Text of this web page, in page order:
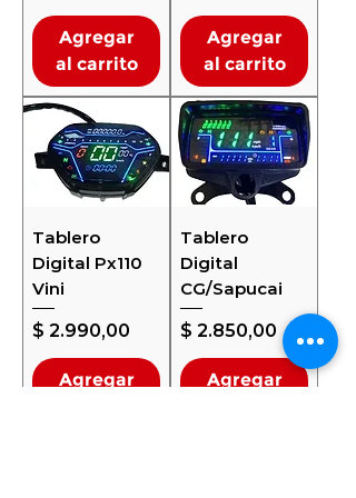
Agregar
al carrito
Agregar
al carrito
Tablero
Digital Px110
Vini
Precio
$ 2.990,00
Agregar
Tablero
Digital
CG/Sapucai
Precio
$ 2.850,00
Agregar